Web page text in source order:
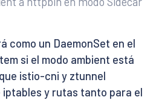
como un DaemonSet en el
si el modo ambient está
istio-cni y ztunnel
y rutas tanto para el